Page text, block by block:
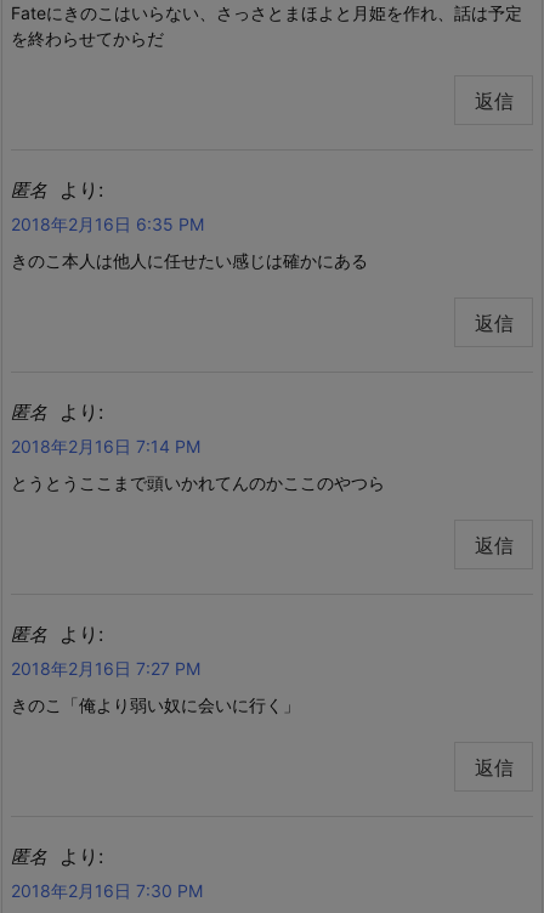
Fateにきのこはいらない、さっさとまほよと月姫を作れ、話は予定
を終わらせてからだ
返信
匿名 より:
2018年2月16日 6:35 PM
きのこ本人は他人に任せたい感じは確かにある
返信
匿名 より:
2018年2月16日 7:14 PM
とうとうここまで頭いかれてんのかここのやつら
返信
匿名 より:
2018年2月16日 7:27 PM
きのこ「俺より弱い奴に会いに行く」
返信
匿名 より:
2018年2月16日 7:30 PM